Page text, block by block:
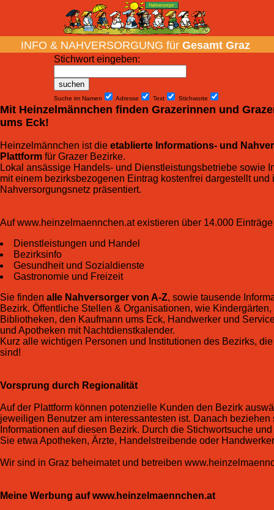
INFO & NAH­VER­SORG­UNG für Gesamt Graz
Stich­wort ein­geben:
Suche im Namen Adresse Text Stich­worte
Mit Heinzelmännchen finden Grazerinnen und
ums Eck!
Heinzelmännchen ist die etablierte Informations- und
Plattform für Grazer Bezirke.
Lokal ansässige Handels- und Dienstleistungsbetriebe sowie
mit einem bezirksbezogenen Eintrag kostenfrei dargestellt und
Nahversorgungsnetz präsentiert.
Auf www.heinzelmaennchen.at existieren über 14.000
Dienstleistungen und Handel
Bezirksinfo
Gesundheit und Sozialdienste
Gastronomie und Freizeit
Sie finden alle Nahversorger von A-Z, sowie tausende
Bezirk. Öffentliche Stellen & Organisationen, wie
Bibliotheken, den Kaufmann ums Eck, Handwerker und
und Apotheken mit Nachtdienstkalender.
Kurz alle wichtigen Personen und Institutionen des Bezirks,
sind!
Vorsprung durch Regionalität
Auf der Plattform können potenzielle Kunden den Bezirk
jeweiligen Benutzer am interessantesten ist. Danach beziehen
Informationen auf diesen Bezirk. Durch die Stichwortsuche
Sie etwa Apotheken, Ärzte, Handelstreibende oder
Wir sind in Graz beheimatet und betreiben
Meine Werbung auf www.heinzelmaennchen.at